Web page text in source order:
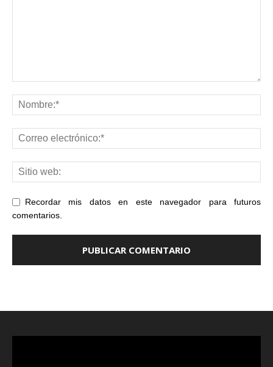
Recordar mis datos en este navegador para futuros
comentarios.